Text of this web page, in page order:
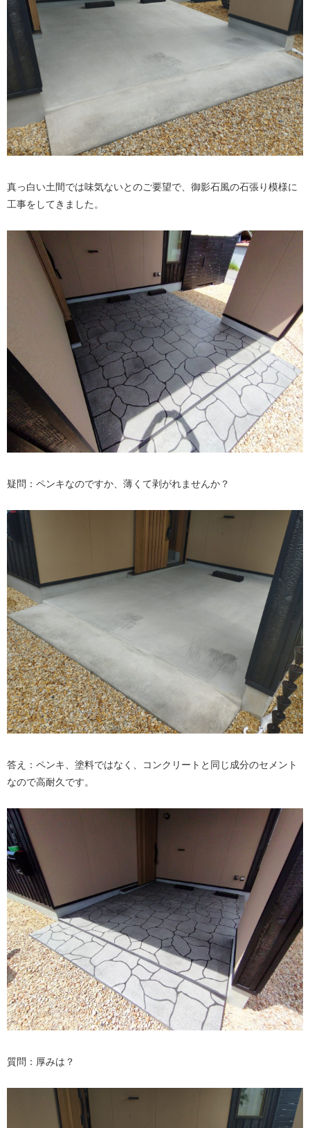
真っ白い土間では味気ないとのご要望で、御影石風の石張り模様に
工事をしてきました。
疑問：ペンキなのですか、薄くて剥がれませんか？
答え：ペンキ、塗料ではなく、コンクリートと同じ成分のセメント
なので高耐久です。
質問：厚みは？